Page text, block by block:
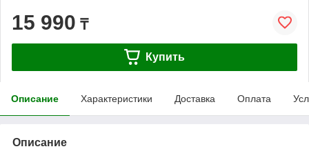
15 990 ₸
Купить
Описание Характеристики Доставка Оплата
Описание